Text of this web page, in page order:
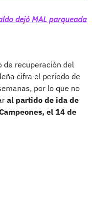
dejó MAL parqueada
de recuperación del
cifra el periodo de
por lo que no
al partido de ida de
el 14 de